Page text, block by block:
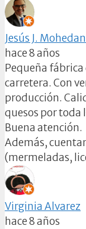
Jesús J.
hace 8 años
Pequeña fábrica
carretera. Con
producción.
quesos por toda
Buena atención.
Además,
(mermeladas,
Virginia Alvarez
hace 8 años